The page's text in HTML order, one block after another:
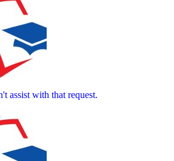
assist with that request.